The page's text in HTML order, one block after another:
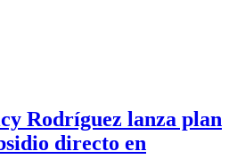
Rodríguez lanza plan
directo en